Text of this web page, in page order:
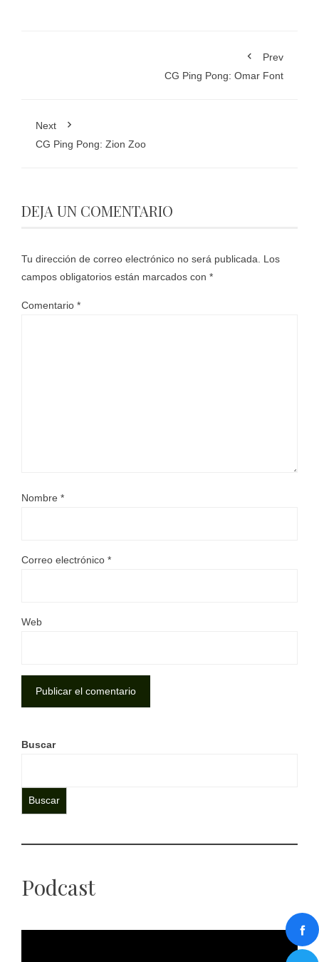
Prev
CG Ping Pong: Omar Font
Next
CG Ping Pong: Zion Zoo
DEJA UN COMENTARIO
Tu dirección de correo electrónico no será publicada.
Los
campos obligatorios están marcados con *
Comentario *
Nombre *
Correo electrónico *
Web
Buscar
Buscar
Podcast